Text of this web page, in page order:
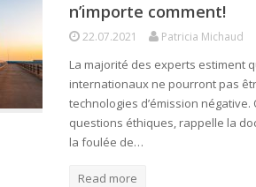
n’importe comment!
22.07.2021 Patricia Michaud
La majorité des experts estiment
internationaux ne pourront pas
technologies d’émission
questions éthiques, rappelle la
la foulée de…
Read more